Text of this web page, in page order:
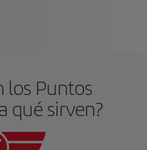
los Puntos
qué sirven?